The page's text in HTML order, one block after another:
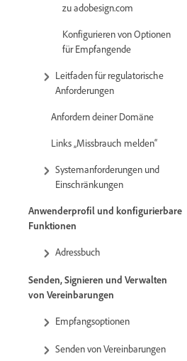
zu adobesign.com
Konfigurieren von Optionen
für Empfangende
Leitfaden für regulatorische
Anforderungen
Anfordern deiner Domäne
Links „Missbrauch melden“
Systemanforderungen und
Einschränkungen
Anwenderprofil und konfigurierbare
Funktionen
Adressbuch
Senden, Signieren und Verwalten
von Vereinbarungen
Empfangsoptionen
Senden von Vereinbarungen